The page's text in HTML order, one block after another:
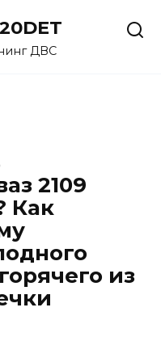
ДВС
2109
Как
из